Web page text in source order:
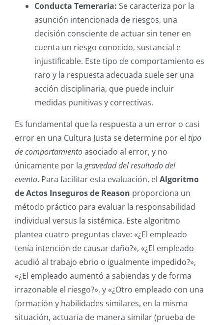
Conducta Temeraria: Se caracteriza por la
asunción intencionada de riesgos, una
decisión consciente de actuar sin tener en
cuenta un riesgo conocido, sustancial e
injustificable. Este tipo de comportamiento es
raro y la respuesta adecuada suele ser una
acción disciplinaria, que puede incluir
medidas punitivas y correctivas.
Es fundamental que la respuesta a un error o casi
error en una Cultura Justa se determine por el tipo
de comportamientoasociado al error, y no
únicamente por lagravedad del resultado del
evento. Para facilitar esta evaluación, el Algoritmo
de Actos Inseguros de Reason proporciona un
método práctico para evaluar la responsabilidad
individual versus la sistémica. Este algoritmo
plantea cuatro preguntas clave: «¿El empleado
tenía intención de causar daño?», «¿El empleado
acudió al trabajo ebrio o igualmente impedido?»,
«¿El empleado aumentó a sabiendas y de forma
irrazonable el riesgo?», y «¿Otro empleado con una
formación y habilidades similares, en la misma
situación, actuaría de manera similar (prueba de